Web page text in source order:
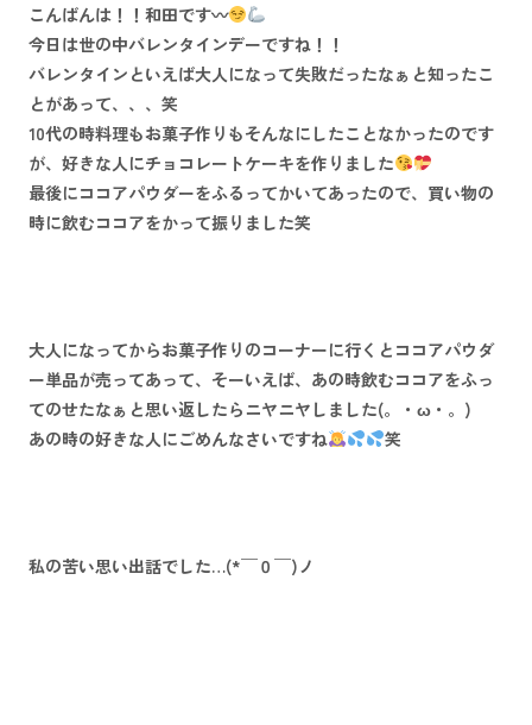
こんばんは！！和田です〰
今日は世の中バレンタインデーですね！！
バレンタインといえば大人になって失敗だったなぁと知ったこ
とがあって、、、笑
10代の時料理もお菓子作りもそんなにしたことなかったのです
が、好きな人にチョコレートケーキを作りました
最後にココアパウダーをふるってかいてあったので、買い物の
時に飲むココアをかって振りました笑
大人になってからお菓子作りのコーナーに行くとココアパウダ
ー単品が売ってあって、そーいえば、あの時飲むココアをふっ
てのせたなぁと思い返したらニヤニヤしました(。・ω・。)
あの時の好きな人にごめんなさいですね
笑
私の苦い思い出話でした…(*￣０￣)ノ